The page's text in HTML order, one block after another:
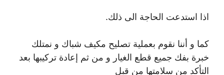
اذا استدعت الحاجة الى ذلك.
كما و أننا نقوم بعملية تصليح مكيف شباك و نمتلك
خبرة بفك جميع قطع الغيار و من ثم إعادة تركيبها بعد
التأكد من سلامتها من قبل